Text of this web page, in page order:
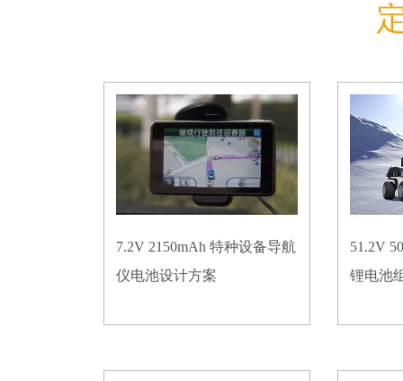
7.2V 2150mAh 特种设备导航
仪电池设计方案
51.2V
锂电池